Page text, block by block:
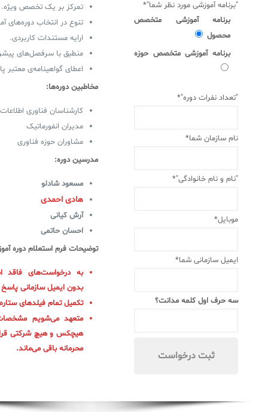
"برنامه آموزشی مورد نظر شما"*
برنامه آموزشی متخصص
محصول
برنامه آموزشی متخصص حوزه
"تعداد نفرات دوره"*
نام سازمان شما*
"نام و نام خانوادگی"*
موبایل*
ایمیل سازمانی شما*
سه حرف اول کلمه مدانت؟
تمرکز بر یک تخصص ویژه.
تنوع در انتخاب دوره‌های
ارایه مستندات کاربردی.
منطبق با سرفصل‌های
اعطای گواهینامه‌ی معتبر
مخاطبین دوره‌ها:
کارشناسان فناوری
مدیران انفورماتیک
مشاوران حوزه فناوری
مدرسین دوره‌:
مسعود شادلو
هادی احمدی
آرش کیانی
احسان حاتمی
توضیحات فرم استعلام دوره
به درخواست‌های فاقد
بدون ایمیل سازمانی
تکمیل تمام فیلدهای
متعهد می‌شویم
هیچکس و هیچ شرکتی
محرمانه باقی می‌ماند.
برنامه‌ساز هوشمند App Creator
سیستم هوشمند مدیریت فروش و فاکتور
سامانه مدیریت امنیت اطلاعات
✧
سامانه مدیریت دارایی‌ها [Asset Explorer]
سامانه مدیریت و مانیتورینگ شبکه
چارچوب ITIL برای همه
فلافلی_فناوری
آرشیو دانلودهای مدانت